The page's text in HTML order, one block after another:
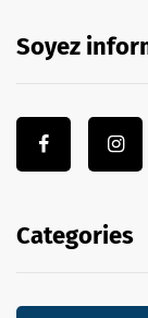
Soyez
Categories